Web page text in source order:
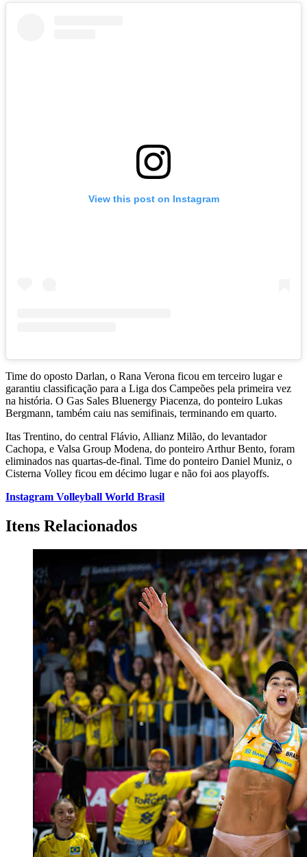
View this post on Instagram
Time do oposto Darlan, o Rana Verona ficou em terceiro lugar e
garantiu classificação para a Liga dos Campeões pela primeira vez
na história. O Gas Sales Bluenergy Piacenza, do ponteiro Lukas
Bergmann, também caiu nas semifinais, terminando em quarto.
Itas Trentino, do central Flávio, Allianz Milão, do levantador
Cachopa, e Valsa Group Modena, do ponteiro Arthur Bento, foram
eliminados nas quartas-de-final. Time do ponteiro Daniel Muniz, o
Cisterna Volley ficou em décimo lugar e não foi aos playoffs.
Instagram Volleyball World Brasil
Itens Relacionados